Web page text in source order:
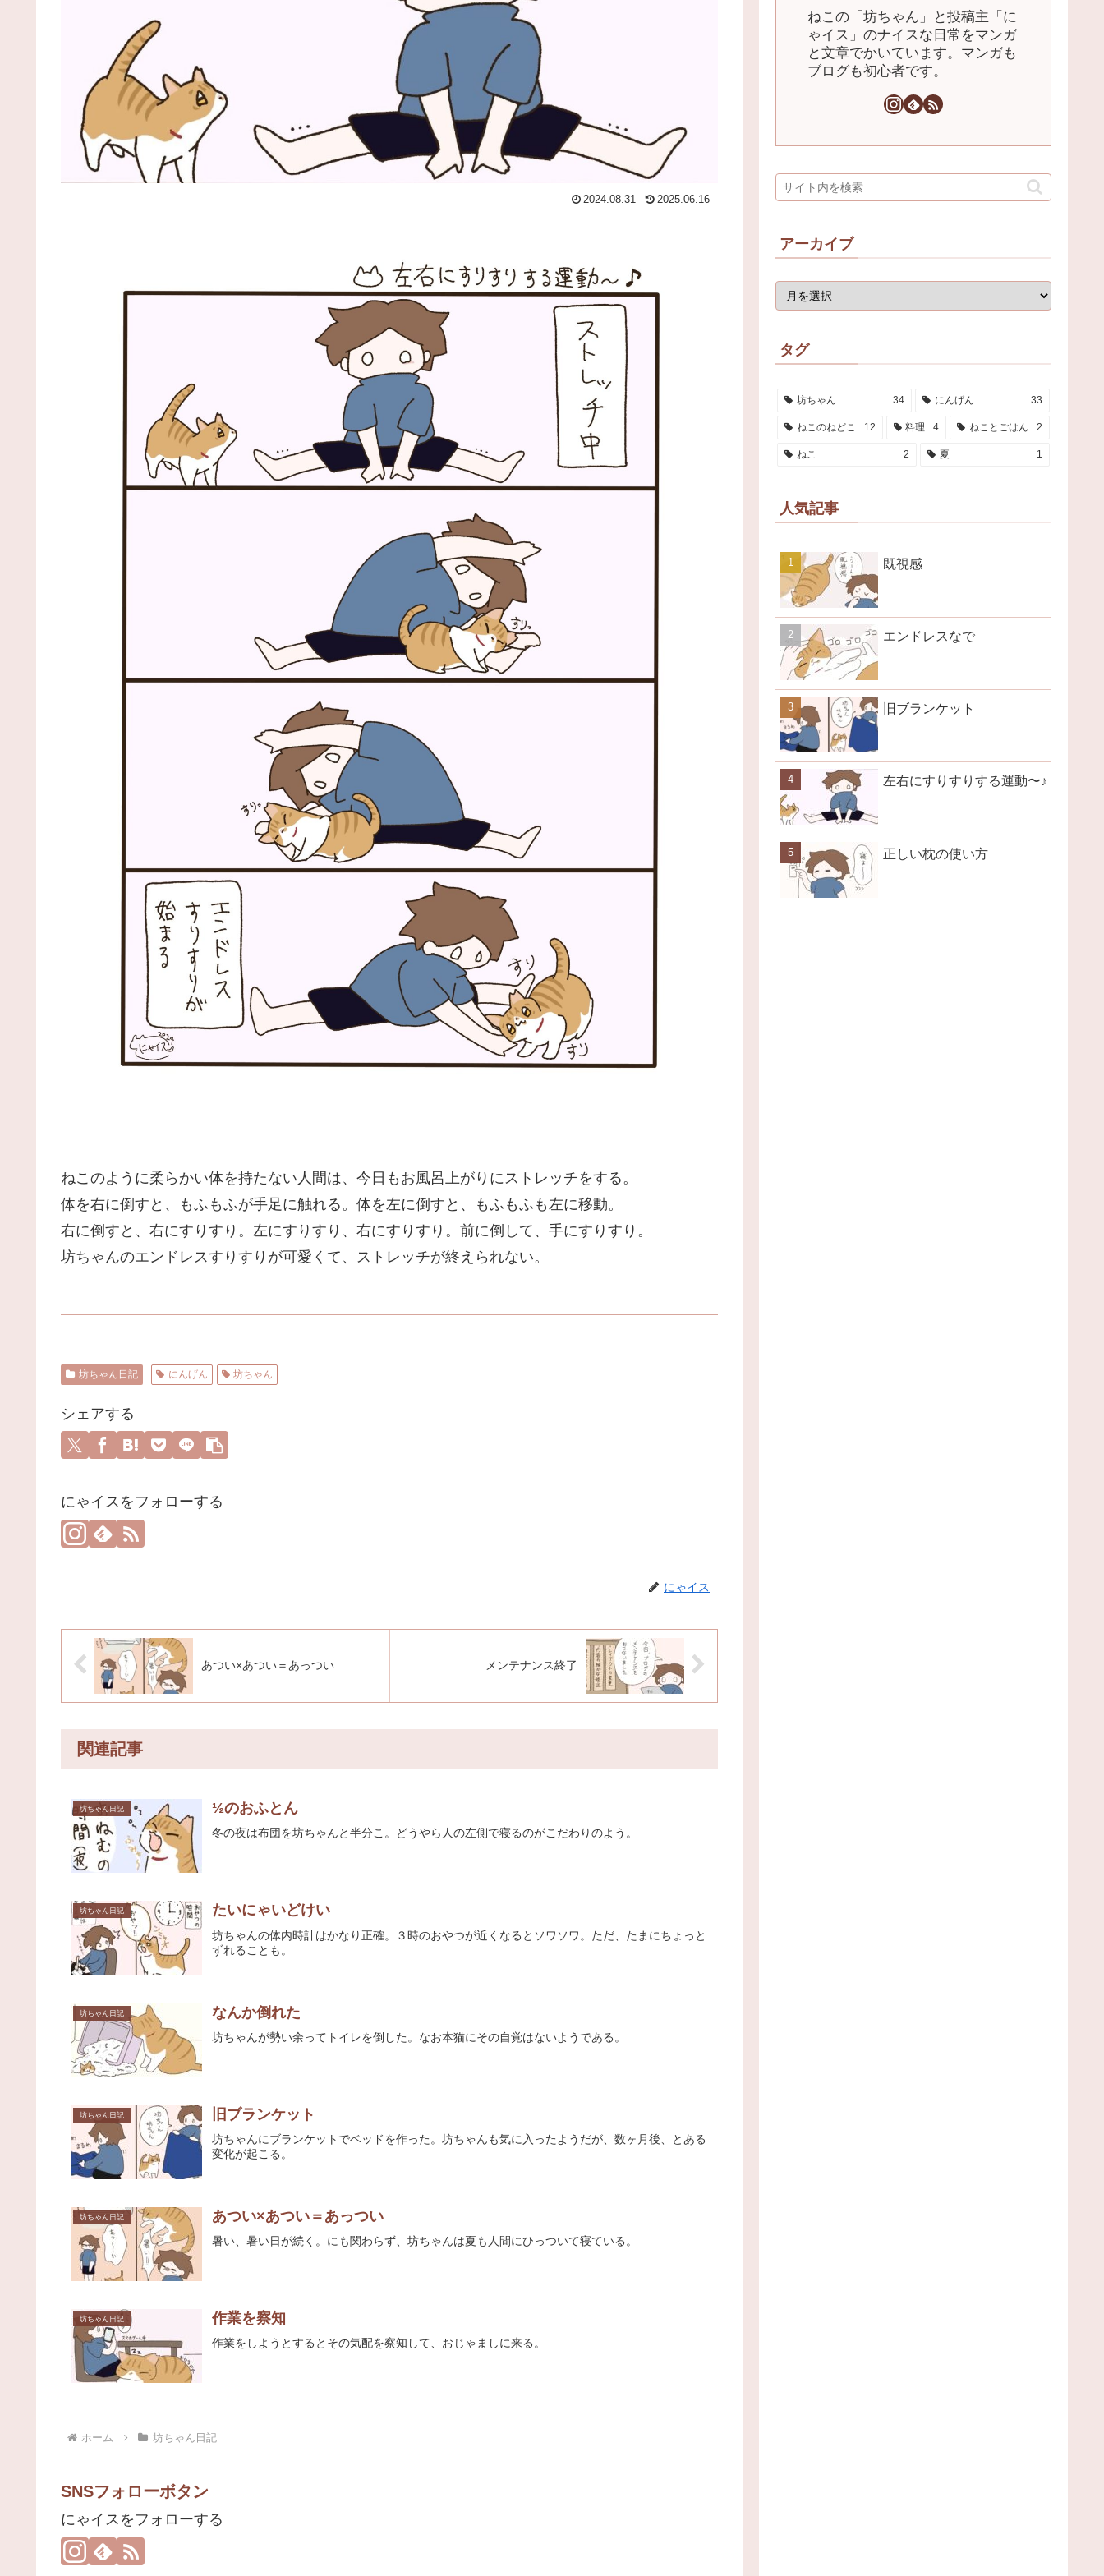
2024.08.31 2025.06.16
ねこのように柔らかい体を持たない人間は、今日もお風呂上がりにストレッチをする。
体を右に倒すと、もふもふが手足に触れる。体を左に倒すと、もふもふも左に移動。
右に倒すと、右にすりすり。左にすりすり、右にすりすり。前に倒して、手にすりすり。
坊ちゃんのエンドレスすりすりが可愛くて、ストレッチが終えられない。
坊ちゃん日記 にんげん 坊ちゃん
シェアする
にゃイスをフォローする
にゃイス
あつい×あつい＝あっつい メンテナンス終了
関連記事
坊ちゃん日記 ½のおふとん
冬の夜は布団を坊ちゃんと半分こ。どうやら人の左側で寝るのがこだわりのよう。
坊ちゃん日記 たいにゃいどけい
坊ちゃんの体内時計はかなり正確。３時のおやつが近くなるとソワソワ。ただ、たまにちょっと
ずれることも。
坊ちゃん日記 なんか倒れた
坊ちゃんが勢い余ってトイレを倒した。なお本猫にその自覚はないようである。
坊ちゃん日記 旧ブランケット
坊ちゃんにブランケットでベッドを作った。坊ちゃんも気に入ったようだが、数ヶ月後、とある
変化が起こる。
坊ちゃん日記 あつい×あつい＝あっつい
暑い、暑い日が続く。にも関わらず、坊ちゃんは夏も人間にひっついて寝ている。
坊ちゃん日記 作業を察知
作業をしようとするとその気配を察知して、おじゃましに来る。
ホーム 坊ちゃん日記
SNSフォローボタン
にゃイスをフォローする
ねこの「坊ちゃん」と投稿主「に
ゃイス」のナイスな日常をマンガ
と文章でかいています。マンガも
ブログも初心者です。
アーカイブ
タグ
坊ちゃん 34 にんげん 33
ねこのねどこ 12 料理 4 ねことごはん 2
ねこ 2 夏 1
人気記事
既視感
エンドレスなで
旧ブランケット
左右にすりすりする運動〜♪
正しい枕の使い方